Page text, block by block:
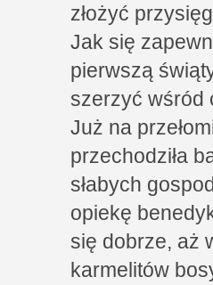
złożyć
Jak się
pierwszą
szerzyć wśród
Już na
przechodziła
słabych
opiekę
się dobrze, aż
karmelitów